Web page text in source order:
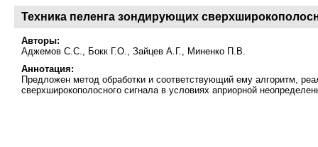
Техника пеленга зондирующих
Авторы:
Аджемов С.С., Бокк Г.О., Зайцев А.Г., Миненко П.В.
Аннотация:
Предложен метод обработки и соответствующий ему алгоритм,
сверхширокополосного сигнала в условиях априорной